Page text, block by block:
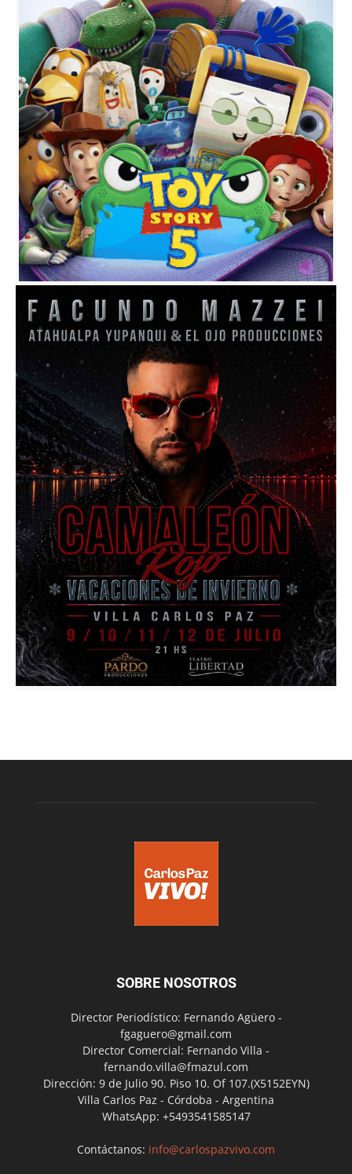
SOBRE NOSOTROS
Director Periodístico: Fernando Agüero -
fgaguero@gmail.com
Director Comercial: Fernando Villa -
fernando.villa@fmazul.com
Dirección: 9 de Julio 90. Piso 10. Of 107.(X5152EYN)
Villa Carlos Paz - Córdoba - Argentina
WhatsApp: +5493541585147
Contáctanos: info@carlospazvivo.com